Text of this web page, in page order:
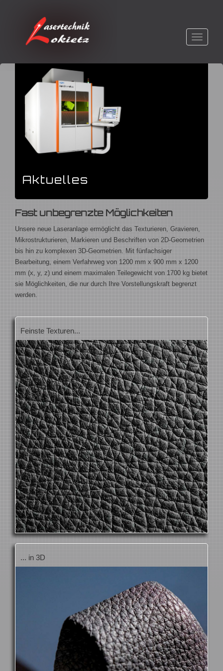
Aktuelles
Fast unbegrenzte Möglichkeiten
Unsere neue Laseranlage ermöglicht das Texturieren, Gravieren,
Mikrostrukturieren, Markieren und Beschriften von 2D-Geometrien
bis hin zu komplexen 3D-Geometrien. Mit fünfachsiger
Bearbeitung, einem Verfahrweg von 1200 mm x 900 mm x 1200
mm (x, y, z) und einem maximalen Teilegewicht von 1700 kg bietet
sie Möglichkeiten, die nur durch Ihre Vorstellungskraft begrenzt
werden.
Feinste Texturen...
... in 3D